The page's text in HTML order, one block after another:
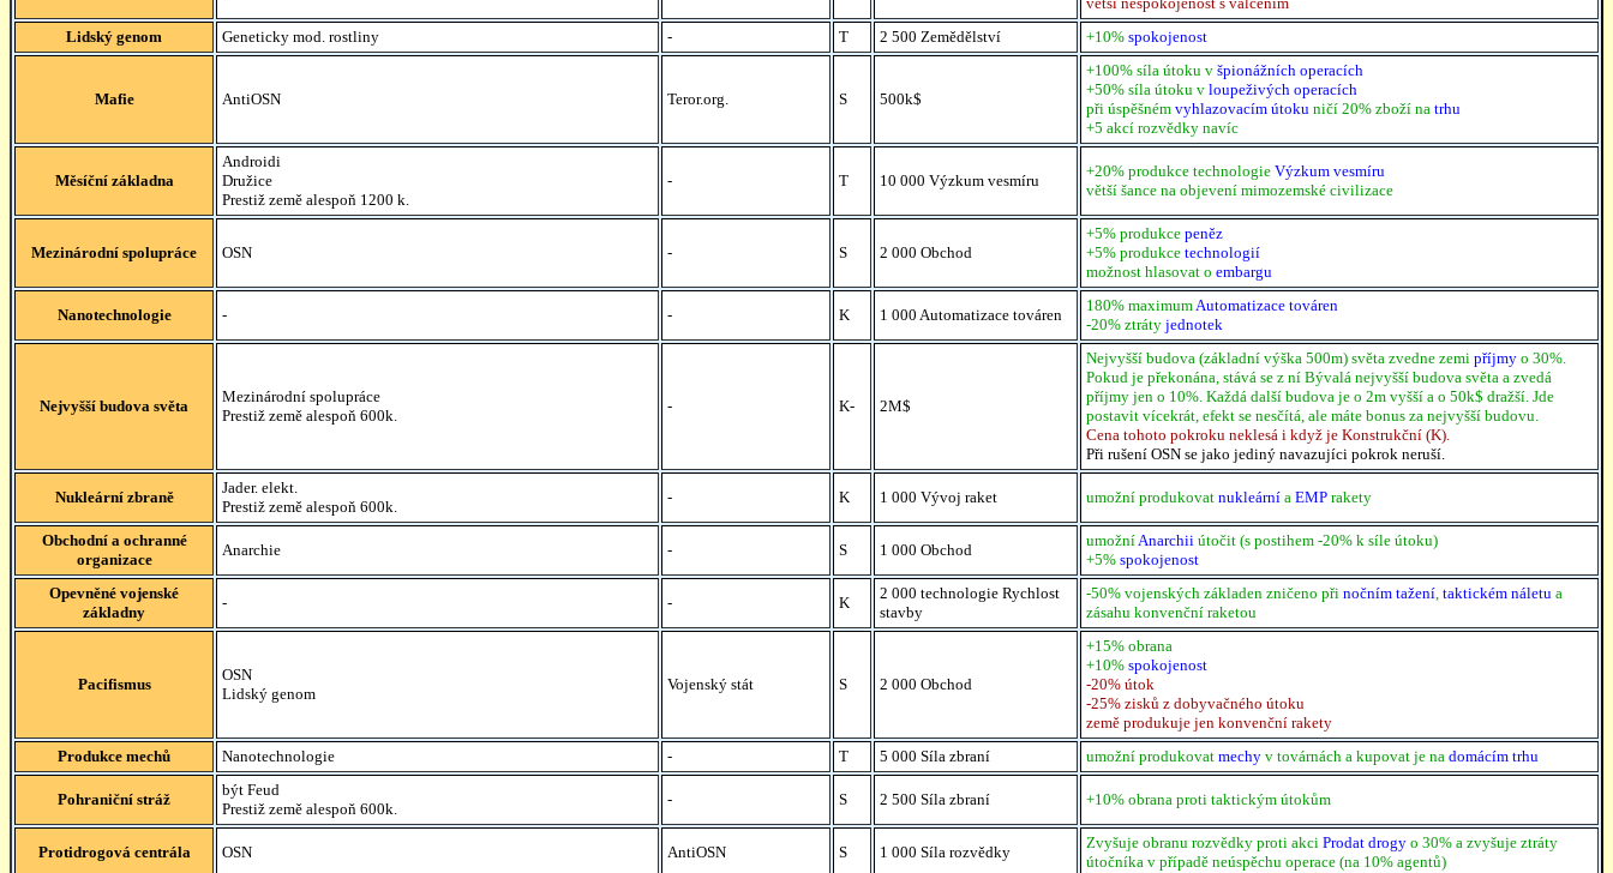
Lidský genom
Geneticky mod. rostliny - T 2 500 Zemědělství +10% spokojenost
Mafie AntiOSN Teror.org. S 500k$
+100% síla útoku v špionážních operacích
+50% síla útoku v loupeživých operacích
při úspěšném vyhlazovacím útoku ničí 20% zboží na trhu
+5 akcí rozvědky navíc
Měsíční základna
Androidi
Družice
Prestiž země alespoň 1200 k.
- T 10 000 Výzkum vesmíru
+20% produkce technologie Výzkum vesmíru
větší šance na objevení mimozemské civilizace
Mezinárodní spolupráce OSN - S 2 000 Obchod
+5% produkce peněz
+5% produkce technologií
možnost hlasovat o embargu
Nanotechnologie - - K 1 000 Automatizace továren
180% maximumAutomatizace továren
-20% ztráty jednotek
Nejvyšší budova světa
Mezinárodní spolupráce
Prestiž země alespoň 600k.
- K- 2M$
Nejvyšší budova (základní výška 500m) světa zvedne zemi příjmy o 30%.
Pokud je překonána, stává se z ní Bývalá nejvyšší budova světa a zvedá
příjmy jen o 10%. Každá další budova je o 2m vyšší a o 50k$ dražší. Jde
postavit vícekrát, efekt se nesčítá, ale máte bonus za nejvyšší budovu.
Cena tohoto pokroku neklesá i když je Konstrukční (K).
Při rušení OSN se jako jediný navazujíci pokrok neruší.
Nukleární zbraně
Jader. elekt.
Prestiž země alespoň 600k.
- K 1 000 Vývoj raket umožní produkovat nukleární a EMP rakety
Obchodní a ochranné
organizace
Anarchie - S 1 000 Obchod
umožníAnarchii útočit (s postihem -20% k síle útoku)
+5% spokojenost
Opevněné vojenské
základny
- - K
2 000 technologie Rychlost
stavby
-50% vojenských základen zničeno při nočním tažení, taktickém náletu a
zásahu konvenční raketou
Pacifismus
OSN
Lidský genom
Vojenský stát S 2 000 Obchod
+15% obrana
+10% spokojenost
-20% útok
-25% zisků z dobyvačného útoku
země produkuje jen konvenční rakety
Produkce mechů
Nanotechnologie - T 5 000 Síla zbraní umožní produkovat mechy v továrnách a kupovat je na domácím trhu
Pohraniční stráž
být Feud
Prestiž země alespoň 600k.
- S 2 500 Síla zbraní +10% obrana proti taktickým útokům
Protidrogová centrála OSN AntiOSN S 1 000 Síla rozvědky
Zvyšuje obranu rozvědky proti akci Prodat drogy o 30% a zvyšuje ztráty
útočníka v případě neúspěchu operace (na 10% agentů)